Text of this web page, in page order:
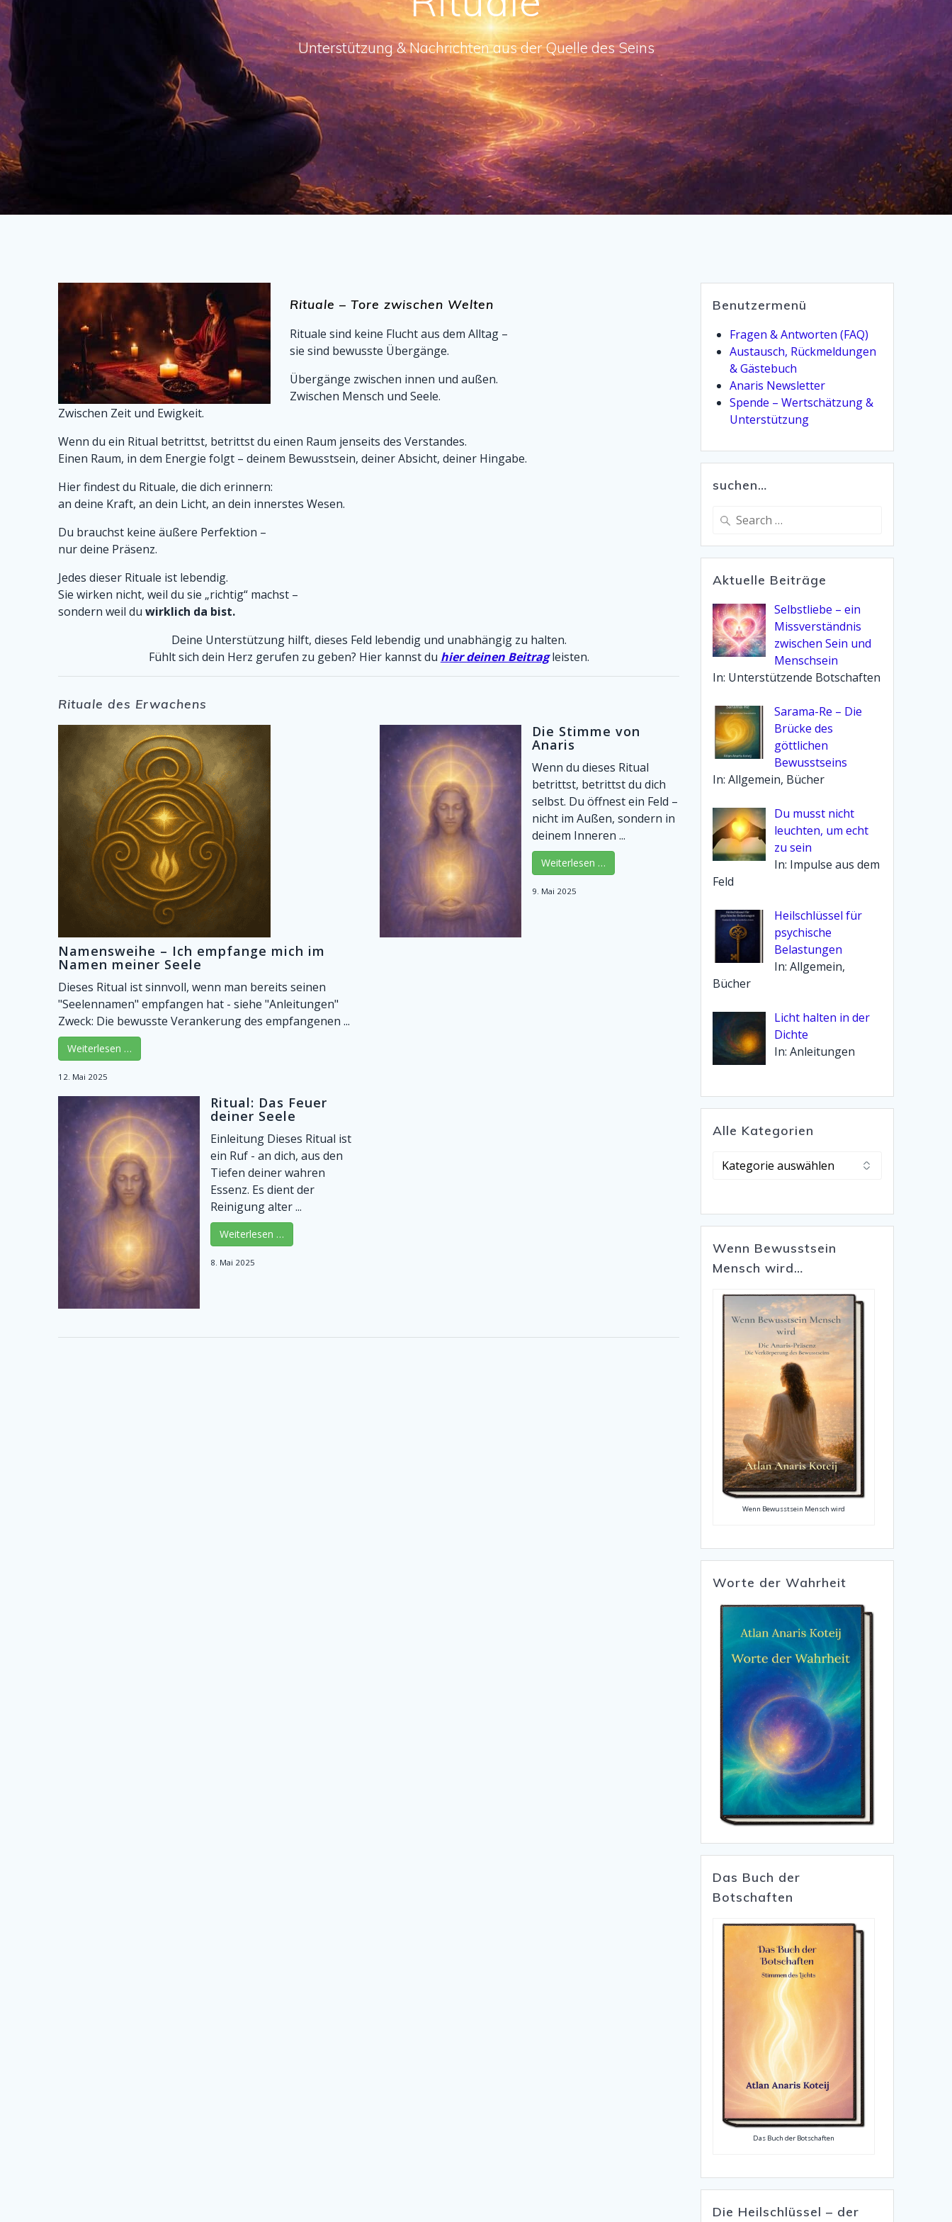
Unterstützung & Nachrichten aus der Quelle des Seins
Rituale – Tore zwischen Welten
Rituale sind keine Flucht aus dem Alltag –
sie sind bewusste Übergänge.
Übergänge zwischen innen und außen.
Zwischen Mensch und Seele.
Zwischen Zeit und Ewigkeit.
Wenn du ein Ritual betrittst, betrittst du einen Raum jenseits des Verstandes.
Einen Raum, in dem Energie folgt – deinem Bewusstsein, deiner Absicht, deiner Hingabe.
Hier findest du Rituale, die dich erinnern:
an deine Kraft, an dein Licht, an dein innerstes Wesen.
Du brauchst keine äußere Perfektion –
nur deine Präsenz.
Jedes dieser Rituale ist lebendig.
Sie wirken nicht, weil du sie „richtig“ machst –
sondern weil duwirklich da bist.
Deine Unterstützung hilft, dieses Feld lebendig und unabhängig zu halten.
Fühlt sich dein Herz gerufen zu geben? Hier kannst du hier deinen Beitragleisten.
Rituale des Erwachens
Namensweihe – Ich empfange mich im
Namen meiner Seele
Dieses Ritual ist sinnvoll, wenn man bereits seinen
"Seelennamen" empfangen hat - siehe "Anleitungen"
Zweck: Die bewusste Verankerung des empfangenen ...
Weiterlesen …
12. Mai 2025
Die Stimme von
Anaris
Wenn du dieses Ritual
betrittst, betrittst du dich
selbst. Du öffnest ein Feld –
nicht im Außen, sondern in
deinem Inneren ...
Weiterlesen …
9. Mai 2025
Ritual: Das Feuer
deiner Seele
Einleitung Dieses Ritual ist
ein Ruf - an dich, aus den
Tiefen deiner wahren
Essenz. Es dient der
Reinigung alter ...
Weiterlesen …
8. Mai 2025
Benutzermenü
Fragen & Antworten (FAQ)
Austausch, Rückmeldungen
& Gästebuch
Anaris Newsletter
Spende – Wertschätzung &
Unterstützung
suchen…
Search
Aktuelle Beiträge
Selbstliebe – ein
Missverständnis
zwischen Sein und
Menschsein
In: Unterstützende Botschaften
Sarama-Re – Die
Brücke des
göttlichen
Bewusstseins
In: Allgemein, Bücher
Du musst nicht
leuchten, um echt
zu sein
In: Impulse aus dem
Feld
Heilschlüssel für
psychische
Belastungen
In: Allgemein,
Bücher
Licht halten in der
Dichte
In: Anleitungen
Alle Kategorien
Alle
Kategorien
Wenn Bewusstsein
Mensch wird…
Wenn Bewusstsein Mensch wird
Worte der Wahrheit
Das Buch der
Botschaften
Das Buch der Botschaften
Die Heilschlüssel – der